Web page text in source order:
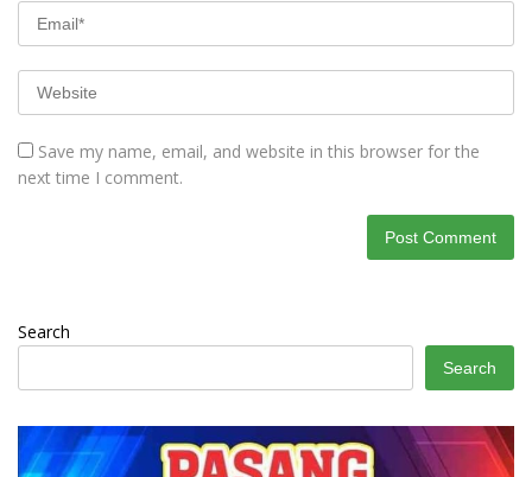
Save my name, email, and website in this browser for the
next time I comment.
Search
Search